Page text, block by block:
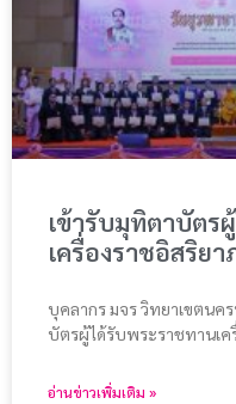
เข้ารับมุทิตาบัตร
เครื่องราชอิสริย
บุคลากร มจร วิทยาเขตนค
บัตรผู้ได้รับพระราชทานเค
อ่านข่าวเพิ่มเติม »